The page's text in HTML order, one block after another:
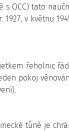
s OCC) tato
1927, v květnu
řeholnic
pokoj
tůně je